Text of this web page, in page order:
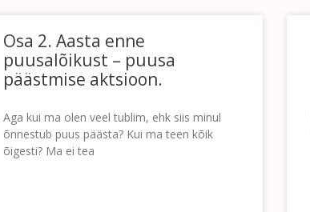
Osa 2. Aasta enne
puusalõikust – puusa
päästmise aktsioon.
Aga kui ma olen veel tublim, ehk siis minul
õnnestub puus päästa? Kui ma teen kõik
õigesti? Ma ei tea